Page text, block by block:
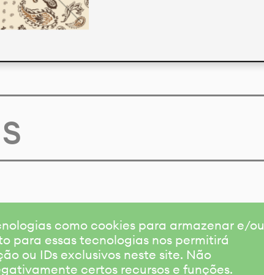
como cookies para armazenar e/ou
para essas tecnologias nos permitirá
ou IDs exclusivos neste site. Não
certos recursos e funções.